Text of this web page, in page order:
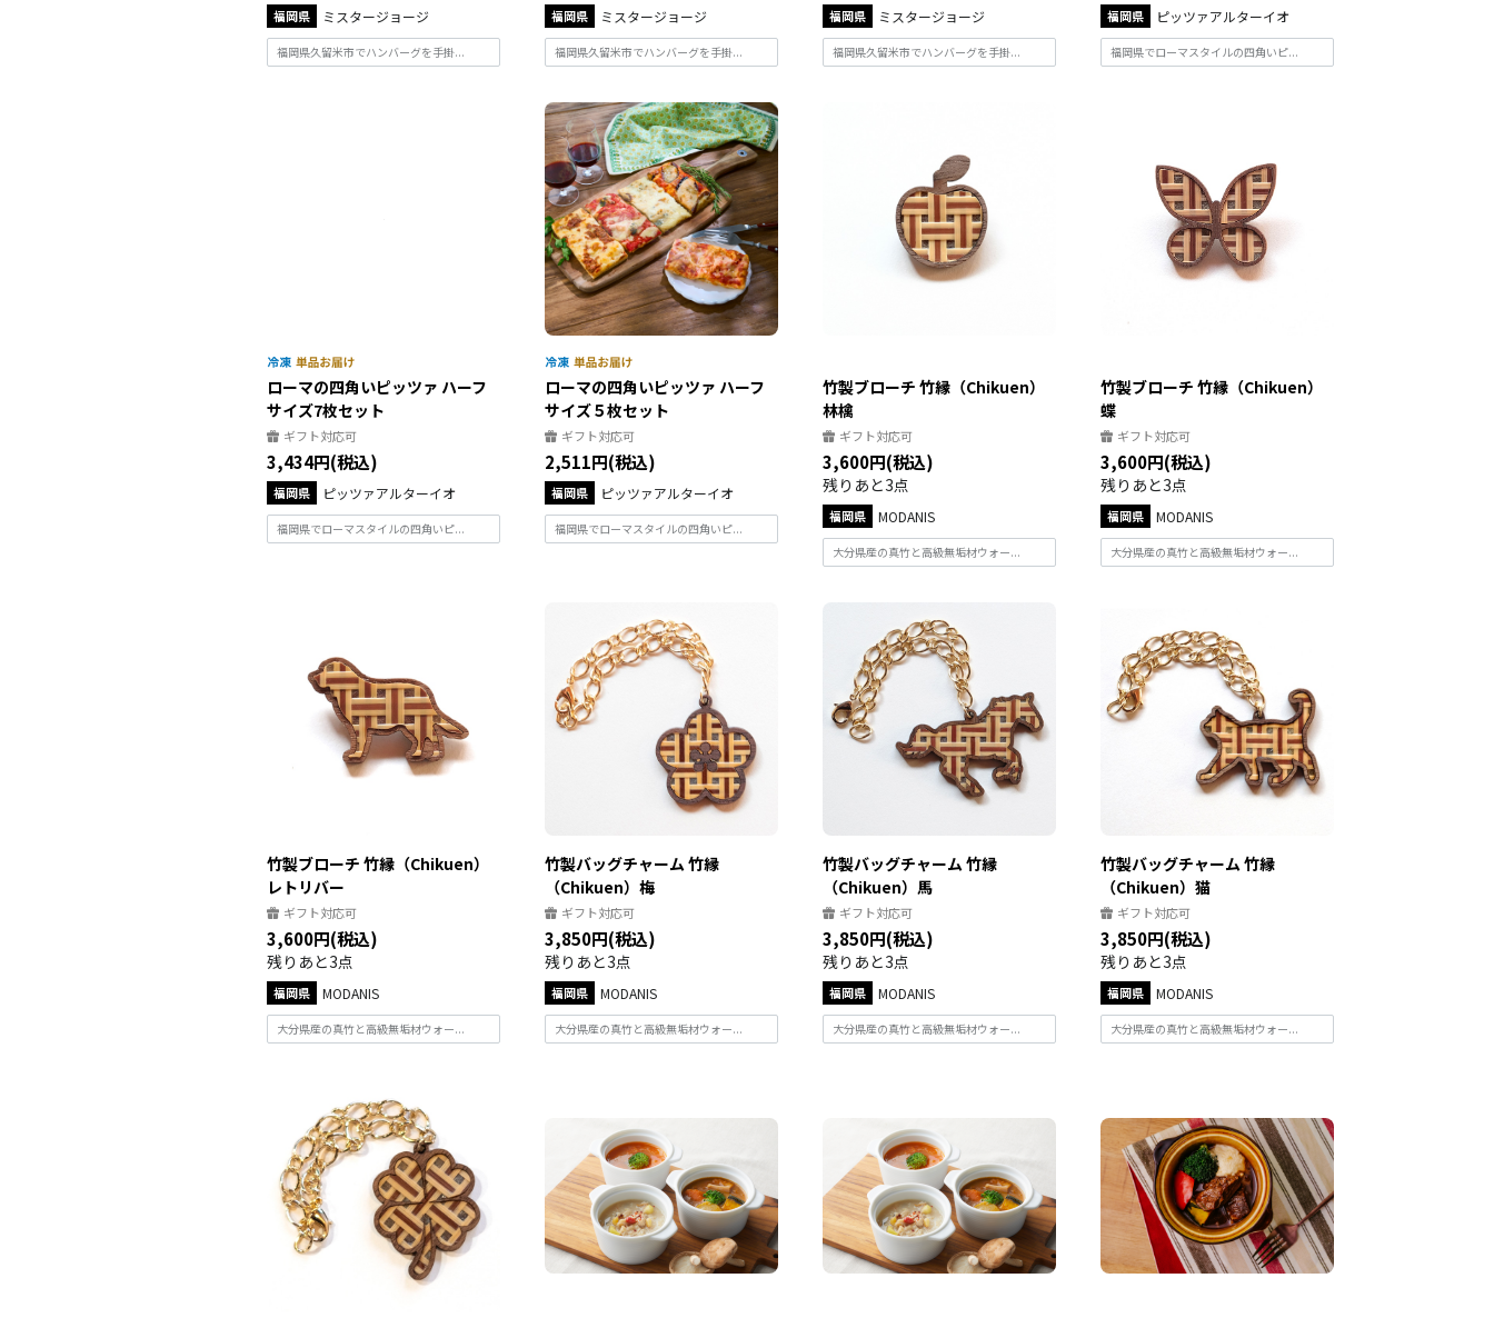
福岡県 ミスタージョージ
福岡県久留米市でハンバーグを手掛...
福岡県 ミスタージョージ
福岡県久留米市でハンバーグを手掛...
福岡県 ミスタージョージ
福岡県久留米市でハンバーグを手掛...
福岡県 ピッツァアルターイオ
福岡県でローマスタイルの四角いピ...
ローマの四角いピッツァ ハーフ
サイズ7枚セット
ギフト対応可
3,434円(税込)
福岡県 ピッツァアルターイオ
福岡県でローマスタイルの四角いピ...
ローマの四角いピッツァ ハーフ
サイズ５枚セット
ギフト対応可
2,511円(税込)
福岡県 ピッツァアルターイオ
福岡県でローマスタイルの四角いピ...
竹製ブローチ 竹縁（Chikuen）
林檎
ギフト対応可
3,600円(税込)
残りあと3点
福岡県 MODANIS
大分県産の真竹と高級無垢材ウォー...
竹製ブローチ 竹縁（Chikuen）
蝶
ギフト対応可
3,600円(税込)
残りあと3点
福岡県 MODANIS
大分県産の真竹と高級無垢材ウォー...
竹製ブローチ 竹縁（Chikuen）
レトリバー
ギフト対応可
3,600円(税込)
残りあと3点
福岡県 MODANIS
大分県産の真竹と高級無垢材ウォー...
竹製バッグチャーム 竹縁
（Chikuen）梅
ギフト対応可
3,850円(税込)
残りあと3点
福岡県 MODANIS
大分県産の真竹と高級無垢材ウォー...
竹製バッグチャーム 竹縁
（Chikuen）馬
ギフト対応可
3,850円(税込)
残りあと3点
福岡県 MODANIS
大分県産の真竹と高級無垢材ウォー...
竹製バッグチャーム 竹縁
（Chikuen）猫
ギフト対応可
3,850円(税込)
残りあと3点
福岡県 MODANIS
大分県産の真竹と高級無垢材ウォー...